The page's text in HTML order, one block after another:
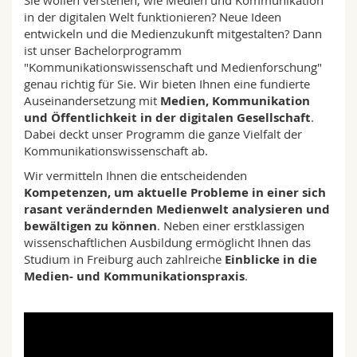
Math.-Nat. und Med. Fak.
Interfakultär
Mitarbeitende
Doktorierende
Webmail
Vorlesungsverzeichnis
MyUnifr
in der digitalen Welt funktionieren? Neue Ideen
entwickeln und die Medienzukunft mitgestalten? Dann
ist unser Bachelorprogramm
"Kommunikationswissenschaft und Medienforschung"
genau richtig für Sie. Wir bieten Ihnen eine fundierte
Auseinandersetzung mit Medien, Kommunikation
und Öffentlichkeit in der digitalen Gesellschaft.
Dabei deckt unser Programm die ganze Vielfalt der
Kommunikationswissenschaft ab.
Wir vermitteln Ihnen die entscheidenden
Kompetenzen, um aktuelle Probleme in einer sich
rasant verändernden Medienwelt analysieren und
bewältigen zu können. Neben einer erstklassigen
wissenschaftlichen Ausbildung ermöglicht Ihnen das
Studium in Freiburg auch zahlreiche Einblicke in die
Medien- und Kommunikationspraxis.